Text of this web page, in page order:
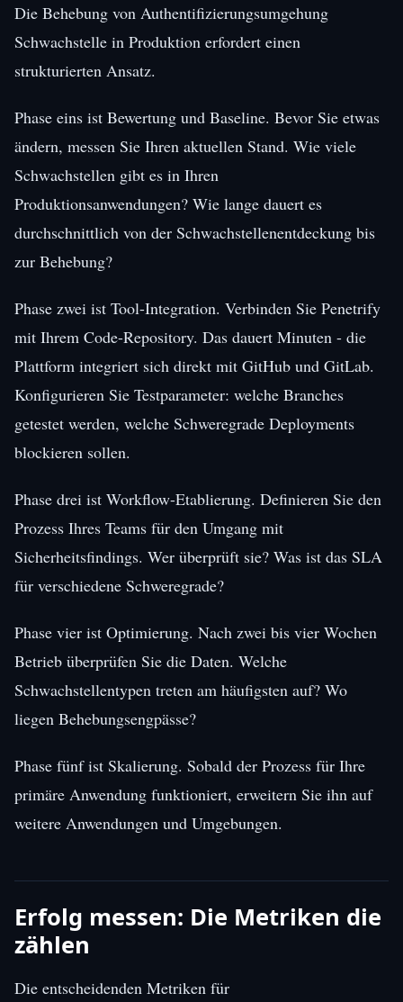
Die Behebung von Authentifizierungsumgehung
Schwachstelle in Produktion erfordert einen
strukturierten Ansatz.
Phase eins ist Bewertung und Baseline. Bevor Sie etwas
ändern, messen Sie Ihren aktuellen Stand. Wie viele
Schwachstellen gibt es in Ihren
Produktionsanwendungen? Wie lange dauert es
durchschnittlich von der Schwachstellenentdeckung bis
zur Behebung?
Phase zwei ist Tool-Integration. Verbinden Sie Penetrify
mit Ihrem Code-Repository. Das dauert Minuten - die
Plattform integriert sich direkt mit GitHub und GitLab.
Konfigurieren Sie Testparameter: welche Branches
getestet werden, welche Schweregrade Deployments
blockieren sollen.
Phase drei ist Workflow-Etablierung. Definieren Sie den
Prozess Ihres Teams für den Umgang mit
Sicherheitsfindings. Wer überprüft sie? Was ist das SLA
für verschiedene Schweregrade?
Phase vier ist Optimierung. Nach zwei bis vier Wochen
Betrieb überprüfen Sie die Daten. Welche
Schwachstellentypen treten am häufigsten auf? Wo
liegen Behebungsengpässe?
Phase fünf ist Skalierung. Sobald der Prozess für Ihre
primäre Anwendung funktioniert, erweitern Sie ihn auf
weitere Anwendungen und Umgebungen.
Erfolg messen: Die Metriken die
zählen
Die entscheidenden Metriken für